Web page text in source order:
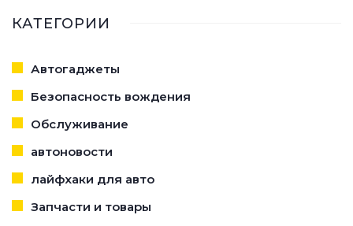
КАТЕГОРИИ
Автогаджеты
Безопасность вождения
Обслуживание
автоновости
лайфхаки для авто
Запчасти и товары